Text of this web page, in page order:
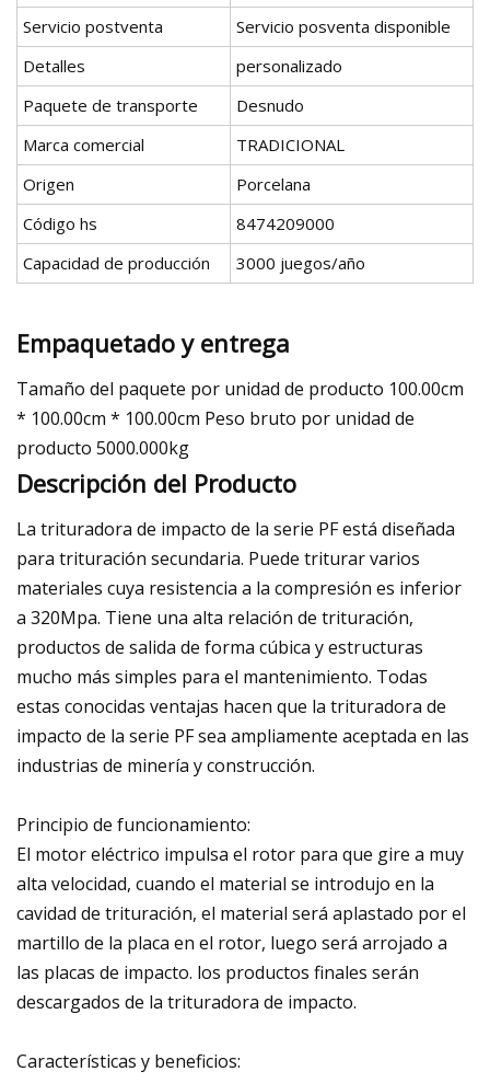
Servicio postventa
Servicio posventa disponible
Detalles
personalizado
Paquete de transporte
Desnudo
Marca comercial
TRADICIONAL
Origen
Porcelana
Código hs
8474209000
Capacidad de producción
3000 juegos/año
Empaquetado y entrega
Tamaño del paquete por unidad de producto 100.00cm
* 100.00cm * 100.00cm Peso bruto por unidad de
producto 5000.000kg
Descripción del Producto
La trituradora de impacto de la serie PF está diseñada
para trituración secundaria. Puede triturar varios
materiales cuya resistencia a la compresión es inferior
a 320Mpa. Tiene una alta relación de trituración,
productos de salida de forma cúbica y estructuras
mucho más simples para el mantenimiento. Todas
estas conocidas ventajas hacen que la trituradora de
impacto de la serie PF sea ampliamente aceptada en las
industrias de minería y construcción.
Principio de funcionamiento:
El motor eléctrico impulsa el rotor para que gire a muy
alta velocidad, cuando el material se introdujo en la
cavidad de trituración, el material será aplastado por el
martillo de la placa en el rotor, luego será arrojado a
las placas de impacto. los productos finales serán
descargados de la trituradora de impacto.
Características y beneficios: